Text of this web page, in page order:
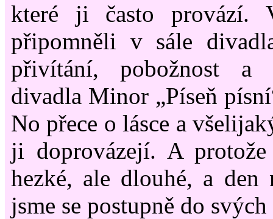
které ji často provází.
připomněli v sále
přivítání, pobožnost a
divadla Minor „Píseň
No přece o lásce a
ji doprovázejí. A
hezké, ale dlouhé, a den
jsme se postupně do